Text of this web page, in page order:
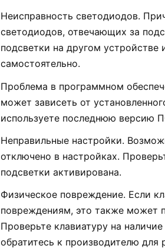
Неисправность светодиодов.
светодиодов, отвечающих за
подсветки на другом
самостоятельно.
Проблема в программном
может зависеть от
используете последнюю версию
Неправильные настройки.
отключено в настройках.
подсветки активирована.
Физическое повреждение. Если
повреждениям, это также может
Проверьте клавиатуру на
обратитесь к производителю для